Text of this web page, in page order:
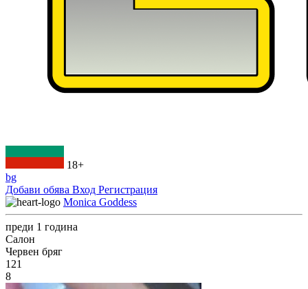
18+
bg
Добави обява Вход Регистрация
Monica Goddess
преди 1 година
Салон
Червен бряг
121
8